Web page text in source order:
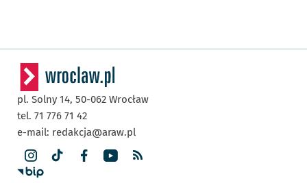
pl. Solny 14, 50-062 Wrocław
tel. 71 776 71 42
e-mail: redakcja@araw.pl